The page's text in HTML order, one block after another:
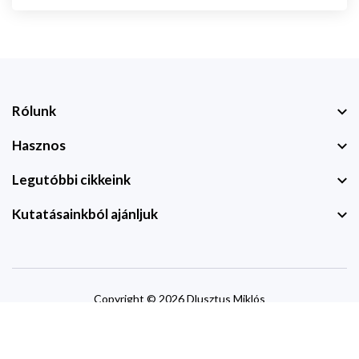
Rólunk
Hasznos
Legutóbbi cikkeink
Kutatásainkból ajánljuk
Copyright © 2026 Dlusztus Miklós